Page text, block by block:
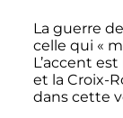
La guerre
celle qui «
L’accent
et la Croix-
dans cette